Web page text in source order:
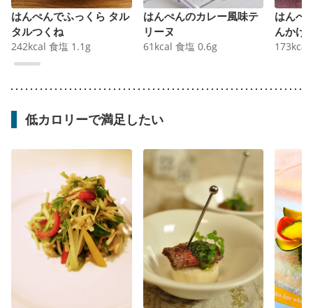
はんぺんでふっくら タル
タルつくね
242kcal 食塩 1.1 g
はんぺんのカレー風味テ
リーヌ
61 kcal 食塩 0.6g
はんぺ
んかけ
173kcal
低カロリーで満足したい